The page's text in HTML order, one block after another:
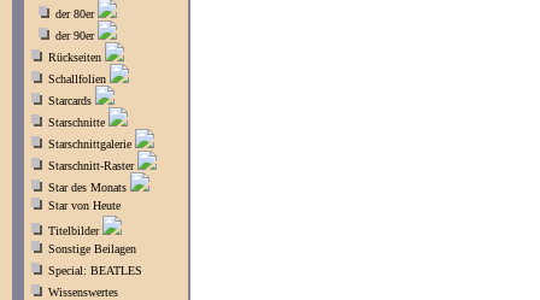
der 80er
der 90er
Rückseiten
Schallfolien
Starcards
Starschnitte
Starschnittgalerie
Starschnitt-Raster
Star des Monats
Star von Heute
Titelbilder
Sonstige Beilagen
Special: BEATLES
Wissenswertes